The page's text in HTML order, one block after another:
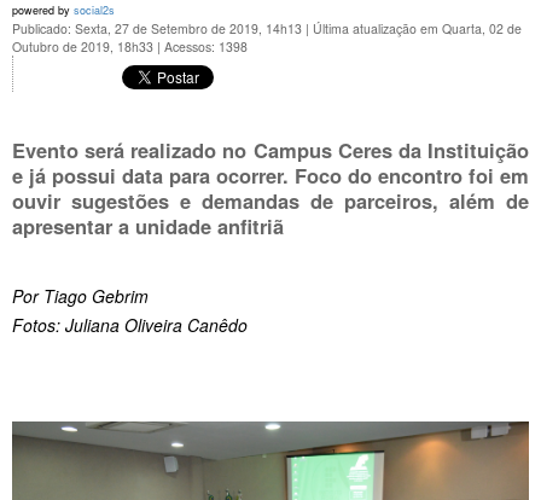
powered by social2s
Publicado: Sexta, 27 de Setembro de 2019, 14h13 | Última atualização em Quarta, 02 de
Outubro de 2019, 18h33 | Acessos: 1398
Evento será realizado no Campus Ceres da Instituição
e já possui data para ocorrer. Foco do encontro foi em
ouvir sugestões e demandas de parceiros, além de
apresentar a unidade anfitriã
Por Tiago Gebrim
Fotos: Juliana Oliveira Canêdo